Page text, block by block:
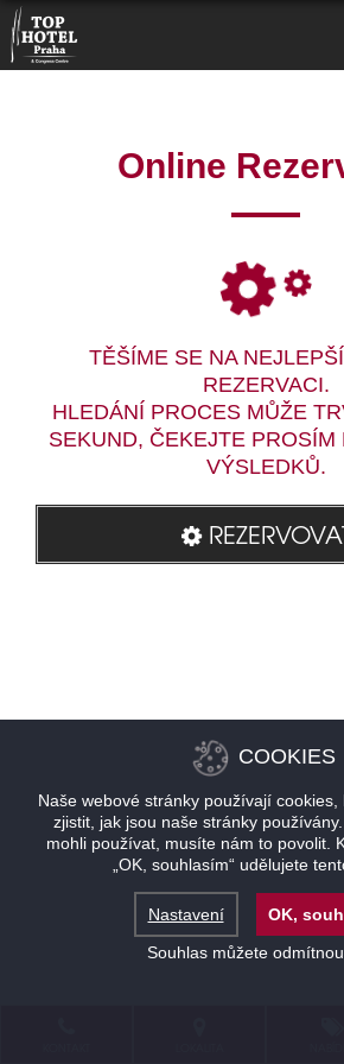
Online
TĚŠÍME SE NA
REZERVACI.
HLEDÁNÍ PROCES MŮŽE
SEKUND, ČEKEJTE PROSÍM
VÝSLEDKŮ.
COOKIES
Naše webové stránky používají
zjistit, jak jsou naše stránky
mohli používat, musíte nám to povolit.
„OK, souhlasím“ udělujete
Nastavení
OK,
Souhlas můžete